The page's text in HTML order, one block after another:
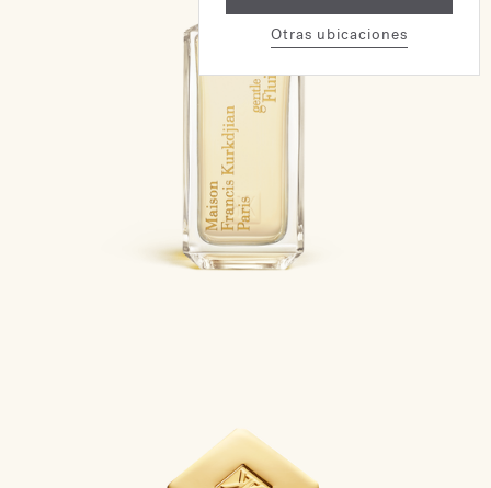
Otras ubicaciones